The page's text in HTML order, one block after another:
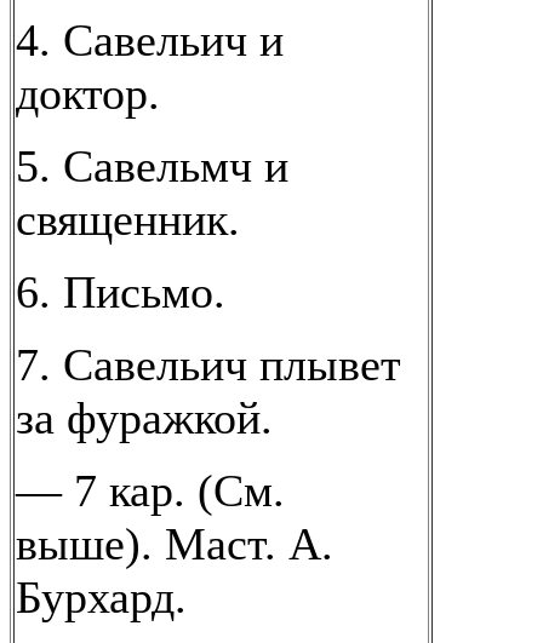
4. Савельич и
доктор.
5. Савельмч и
священник.
6. Письмо.
7. Савельич плывет
за фуражкой.
— 7 кар. (См.
выше). Маст. А.
Бурхард.